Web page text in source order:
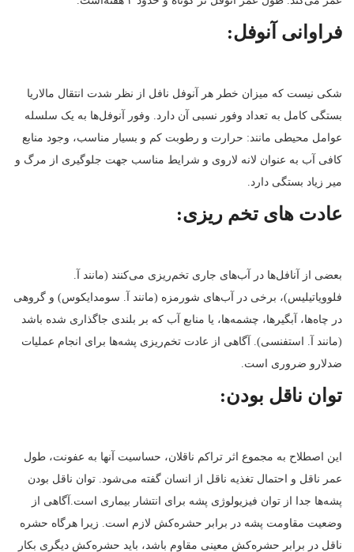
فراوانی آنوفل:
شکی نیست که میزان خطر هر آنوفل نافل از نظر شدت انتقال مالاریا
بستگی کامل به تعداد وفور نسبی آن دارد. وفور آنوفل‌ها به یک سلسله
عوامل محیطی مانند: حرارت و رطوبت کم و بسیار مناسب، وجود منابع
کافی آب به عنوان لانه لاروی و شرایط مناسب جهت جلوگیری از مرگ و
میر زیاد بستگی دارد.
عادت های تخم ریزی:
بعضی از آنافل‌ها در آب‌های جاری تخم‌ریزی می‌کنند (مانند آ.
فلوویاتیلیس)، برخی در آب‌های شورمزه (مانند آ. سومدایکوس) و گروهی
در چاه‌ها، آبگیرها، چشمه‌ها، یا منابع آب که بر بلندی جاگذاری شده باشد
(مانند آ. استفنسی). آگاهی از عادت تخم‌ریزی پشه‌ها برای انجام عملیات
ضدلارو ضروری است.
توان ناقل بودن:
این اصطلاح به مجموع اثر تراکم ناقلان، حساسیت آنها به عفونت، طول
عمر ناقل و احتمال تغذیه ناقل از انسان گفته می‌شود. توان ناقل بودن
پشه‌ها جدا از توان فیزیولوژی پشه برای انتشار بیماری است.آگاهی از
وضعیت مقاومت پشه در برابر حشره‌کش لازم است. زیرا هرگاه حشره
ناقل در برابر حشره‌کش معینی مقاوم باشد، باید حشره‌کش دیگری بکار